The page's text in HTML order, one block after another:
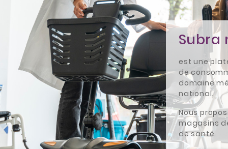
Subra
est une
de
domaine
national.
Nous
magasins
de santé.